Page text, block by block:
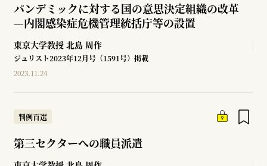
パンデミックに対する国の意思決定組織の改革
—内閣感染症危機管理統括庁等の設置
東京大学教授 北島 周作
ジュリスト2023年12月号（1591号）掲載
2023.11.24
判例百選
第三セクターへの職員派遣